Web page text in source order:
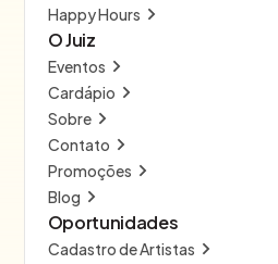
Happy Hours
O Juiz
Eventos
Cardápio
Sobre
Contato
Promoções
Blog
Oportunidades
Cadastro de Artistas